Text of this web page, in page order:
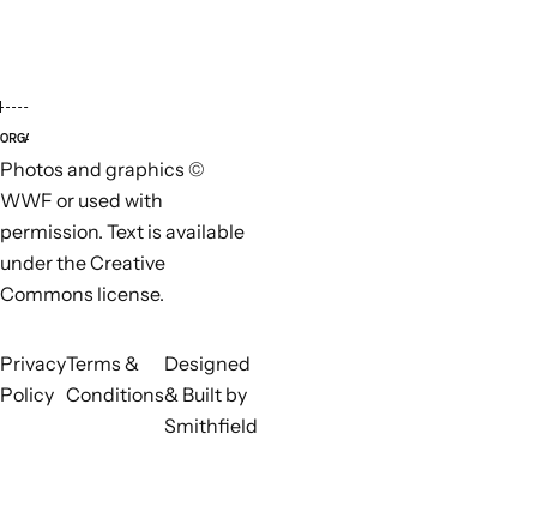
ORGANIZACIONES LÍDERES
Photos and graphics ©
WWF or used with
permission. Text is available
under the Creative
Commons license.
Privacy
Policy
Terms &
Conditions
Designed
& Built by
Smithfield